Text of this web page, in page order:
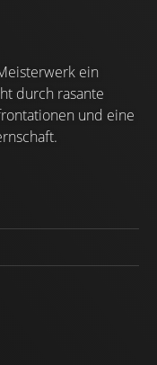
ein
durch rasante
und eine